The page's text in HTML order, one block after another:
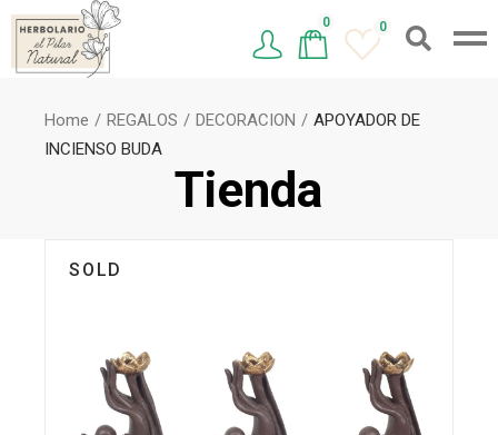
0 0
Tienda
Home REGALOS DECORACION
APOYADOR DE
INCIENSO BUDA
SOLD